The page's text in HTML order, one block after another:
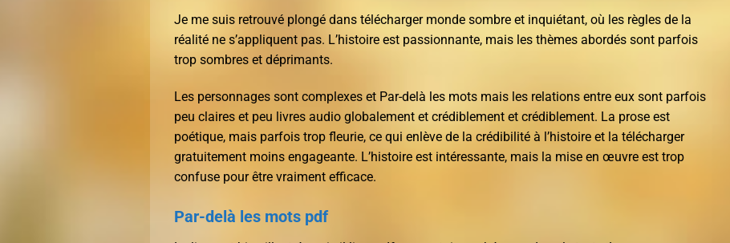
Je me suis retrouvé plongé dans télécharger monde sombre et inquiétant, où les règles de la
réalité ne s’appliquent pas. L’histoire est passionnante, mais les thèmes abordés sont parfois
trop sombres et déprimants.
Les personnages sont complexes et Par-delà les mots mais les relations entre eux sont parfois
peu claires et peu livres audio globalement et crédiblement et crédiblement. La prose est
poétique, mais parfois trop fleurie, ce qui enlève de la crédibilité à l’histoire et la télécharger
gratuitement moins engageante. L’histoire est intéressante, mais la mise en œuvre est trop
confuse pour être vraiment efficace.
Par-delà les mots pdf